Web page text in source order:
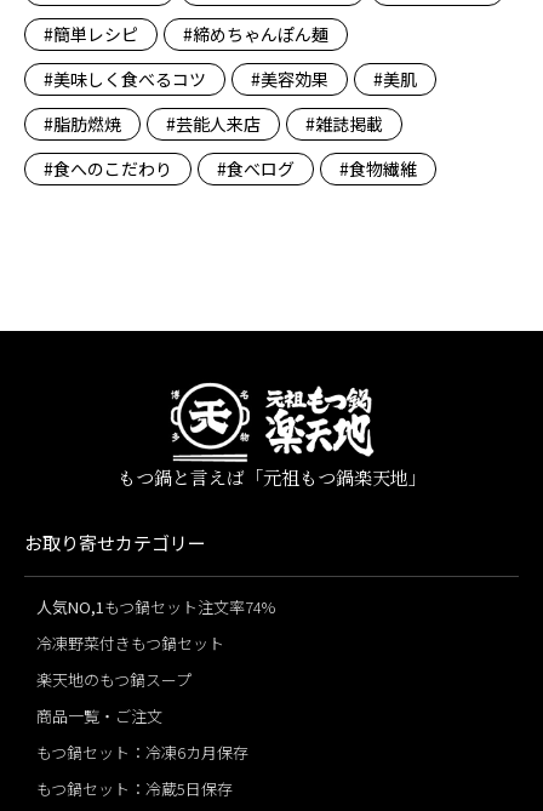
簡単レシピ
締めちゃんぽん麺
美味しく食べるコツ
美容効果
美肌
脂肪燃焼
芸能人来店
雑誌掲載
食へのこだわり
食べログ 食物繊維
もつ鍋と言えば「元祖もつ鍋楽天地」
お取り寄せカテゴリー
人気NO,1もつ鍋セット注文率74%
冷凍野菜付きもつ鍋セット
楽天地のもつ鍋スープ
商品一覧・ご注文
もつ鍋セット：冷凍6カ月保存
もつ鍋セット：冷蔵5日保存